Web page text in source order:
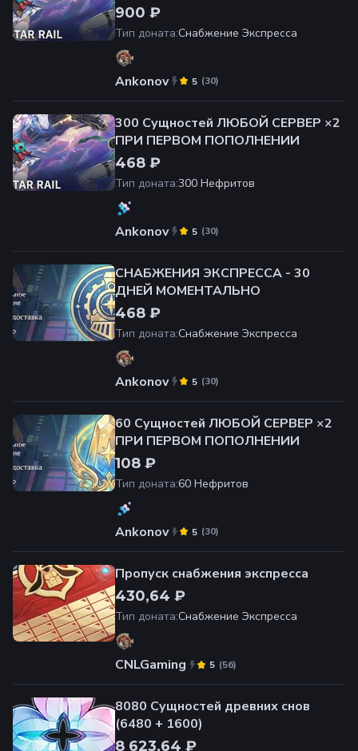
900 ₽
Тип доната:Снабжение Экспресса
Ankonov (30)
5
300 Cущностей ЛЮБОЙ СЕРВЕР ×2
ПРИ ПЕРВОМ ПОПОЛНЕНИИ
468 ₽
Тип доната:300 Нефритов
Ankonov (30)
5
СНАБЖЕНИЯ ЭКСПРЕССА - 30
ДНЕЙ МОМЕНТАЛЬНО
468 ₽
Тип доната:Снабжение Экспресса
Ankonov (30)
5
60 Cущностей ЛЮБОЙ СЕРВЕР ×2
ПРИ ПЕРВОМ ПОПОЛНЕНИИ
108 ₽
Тип доната:60 Нефритов
Ankonov (30)
5
Пропуск снабжения экспресса
430,64 ₽
Тип доната:Снабжение Экспресса
CNLGaming (56)
5
8080 Сущностей древних снов
(6480 + 1600)
8 623,64 ₽